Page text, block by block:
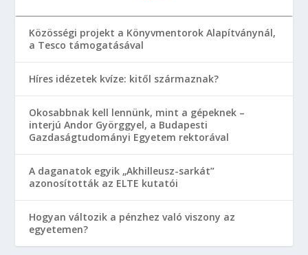
Közösségi projekt a Könyvmentorok Alapítványnál,
a Tesco támogatásával
Híres idézetek kvíze: kitől származnak?
Okosabbnak kell lennünk, mint a gépeknek –
interjú Andor Györggyel, a Budapesti
Gazdaságtudományi Egyetem rektorával
A daganatok egyik „Akhilleusz-sarkát”
azonosították az ELTE kutatói
Hogyan változik a pénzhez való viszony az
egyetemen?